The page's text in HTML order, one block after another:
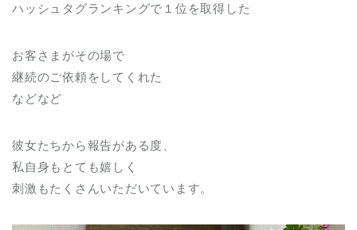
ハッシュタグランキングで１位を取得した
お客さまがその場で
継続のご依頼をしてくれた
などなど
彼女たちから報告がある度、
私自身もとても嬉しく
刺激もたくさんいただいています。